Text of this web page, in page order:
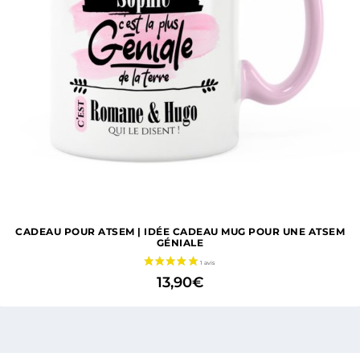
CADEAU POUR ATSEM | IDÉE CADEAU MUG POUR UNE ATSEM
GÉNIALE
13,90€